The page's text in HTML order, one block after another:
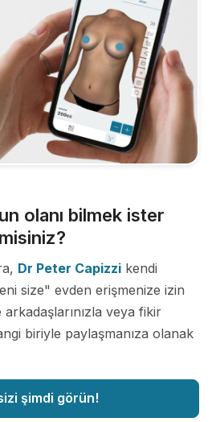
olanı bilmek ister
misiniz?
Dr Peter Capizzi kendi
size" evden erişmenize izin
veya fikir
biriyle paylaşmanıza olanak
şimdi görün!